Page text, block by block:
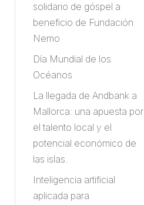
solidario de góspel a
beneficio de Fundación
Nemo
Día Mundial de los
Océanos
La llegada de Andbank a
Mallorca: una apuesta por
el talento local y el
potencial económico de
las islas.
Inteligencia artificial
aplicada para